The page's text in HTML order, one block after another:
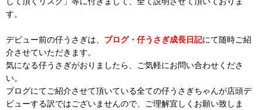
す。
デビュー前の仔うさぎは、 ブログ・仔うさぎ成長日記にて随時ご紹
介させていただきます。
気になる仔うさぎがおりましたら、ご気軽にお問い合わせくださ
い。
ブログにてご紹介させて頂いている全ての仔うさぎちゃんが店頭デ
ビューする訳ではございませんので、ご理解宜しくお願い致しま